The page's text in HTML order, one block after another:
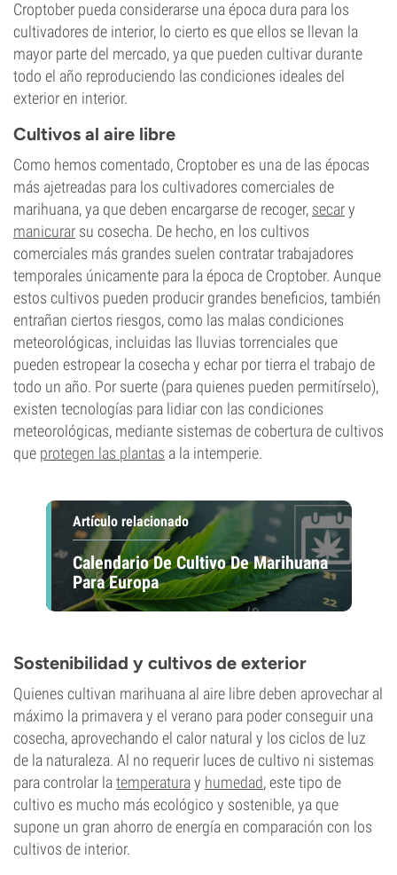
Croptober pueda considerarse una época dura para los
cultivadores de interior, lo cierto es que ellos se llevan la
mayor parte del mercado, ya que pueden cultivar durante
todo el año reproduciendo las condiciones ideales del
exterior en interior.
Cultivos al aire libre
Como hemos comentado, Croptober es una de las épocas
más ajetreadas para los cultivadores comerciales de
marihuana, ya que deben encargarse de recoger, secary
manicurar su cosecha. De hecho, en los cultivos
comerciales más grandes suelen contratar trabajadores
temporales únicamente para la época de Croptober. Aunque
estos cultivos pueden producir grandes beneficios, también
entrañan ciertos riesgos, como las malas condiciones
meteorológicas, incluidas las lluvias torrenciales que
pueden estropear la cosecha y echar por tierra el trabajo de
todo un año. Por suerte (para quienes pueden permitírselo),
existen tecnologías para lidiar con las condiciones
meteorológicas, mediante sistemas de cobertura de cultivos
que protegen las plantas a la intemperie.
Artículo relacionado
Calendario De Cultivo De Marihuana
Para Europa
Sostenibilidad y cultivos de exterior
Quienes cultivan marihuana al aire libre deben aprovechar al
máximo la primavera y el verano para poder conseguir una
cosecha, aprovechando el calor natural y los ciclos de luz
de la naturaleza. Al no requerir luces de cultivo ni sistemas
para controlar latemperaturay humedad, este tipo de
cultivo es mucho más ecológico y sostenible, ya que
supone un gran ahorro de energía en comparación con los
cultivos de interior.